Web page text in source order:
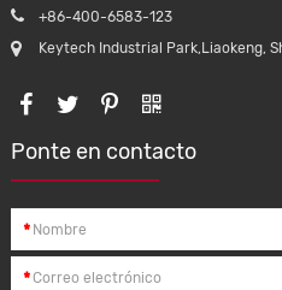
+86-400-6583-123
Keytech Industrial Park,Liaokeng,
Ponte en contacto
*
*